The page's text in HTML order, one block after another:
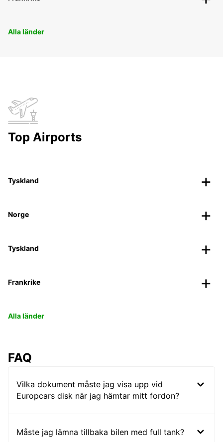
Alla länder
Top Airports
Tyskland
Norge
Tyskland
Frankrike
Alla länder
FAQ
Vilka dokument måste jag visa upp vid
Europcars disk när jag hämtar mitt fordon?
Måste jag lämna tillbaka bilen med full tank?